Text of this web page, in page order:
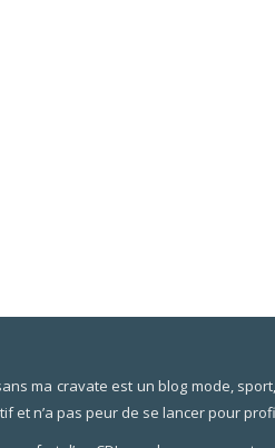
ma cravate est un blog mode,
et n’a pas peur de se lancer pour